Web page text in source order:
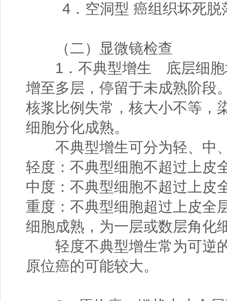
4．空洞型 癌组织坏死脱
（二）显微镜检查
1．不典型增生 底层细胞
增至多层，停留于未成熟阶段
核浆比例失常，核大小不等，
细胞分化成熟。
不典型增生可分为轻、中
轻度：不典型细胞不超过上皮
中度：不典型细胞不超过上皮
重度：不典型细胞超过上皮全
细胞成熟，为一层或数层角化
轻度不典型增生常为可逆
原位癌的可能较大。